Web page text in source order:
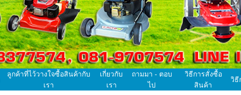
ลูกค้าที่ไว้วางใจซื้อสินค้ากับ
เรา
เกี่ยวกับ
เรา
ถามมา - ตอบ
ไป
วิธีการสั่งซื้อ
สินค้า
วิธี